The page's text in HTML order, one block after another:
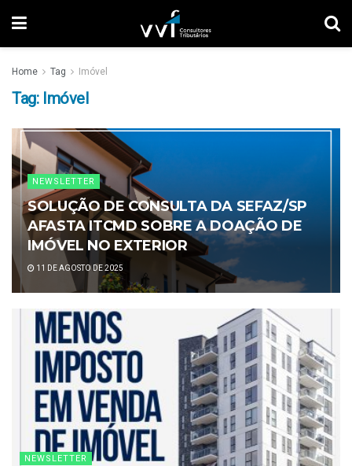
Home Tag Imóvel
Tag: Imóvel
NEWSLETTER
SOLUÇÃO DE CONSULTA DA SEFAZ/SP
AFASTA ITCMD SOBRE A DOAÇÃO DE
IMÓVEL NO EXTERIOR
11 DE AGOSTO DE 2025
NEWSLETTER